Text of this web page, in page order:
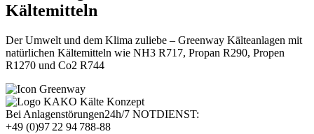
Kältemitteln
Der Umwelt und dem Klima zuliebe – Greenway Kälteanlagen mit
natürlichen Kältemitteln wie NH3 R717, Propan R290, Propen
R1270 und Co2 R744
Bei Anlagenstörungen24h/7 NOTDIENST:
+49 (0)97 22 94 788-88